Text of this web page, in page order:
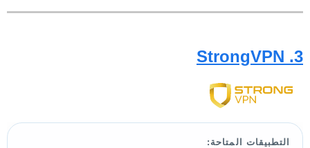
3. StrongVPN
التطبيقات المتاحة: